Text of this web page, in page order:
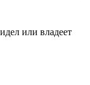
или владеет